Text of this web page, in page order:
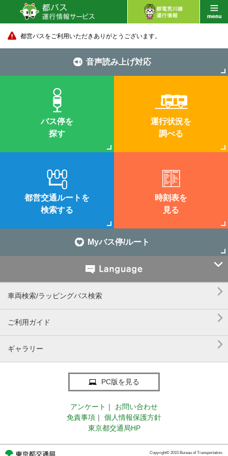
都営バスをご利用いただきありがとうございます。
音声読み上げ対応
バス停を
探す
運行状況を
調べる
都営交通ルートを
検索する
時刻表を
見る
Myバス停/ルート

車両検索/ラッピングバス検索 
ご利用ガイド 
ギャラリー 
PC版を見る
アンケート ｜
お問い合わせ
免責事項 ｜
個人情報保護方針
東京都交通局HP
Copyright© 2015 Bureau of Transportation.